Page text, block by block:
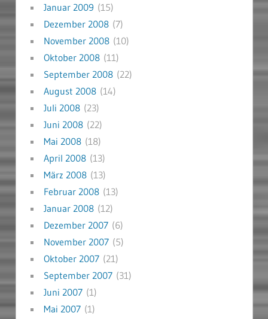
Januar 2009 (15)
Dezember 2008(7)
November 2008(10)
Oktober 2008(11)
September 2008(22)
August 2008(14)
Juli 2008(23)
Juni 2008(22)
Mai 2008(18)
April 2008(13)
März 2008(13)
Februar 2008(13)
Januar 2008(12)
Dezember 2007(6)
November 2007(5)
Oktober 2007(21)
September 2007(31)
Juni 2007(1)
Mai 2007(1)